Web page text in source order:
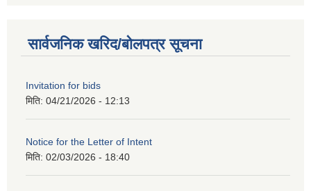
सार्वजनिक खरिद/बोलपत्र सूचना
Invitation for bids
मिति: 04/21/2026 - 12:13
Notice for the Letter of Intent
मिति: 02/03/2026 - 18:40